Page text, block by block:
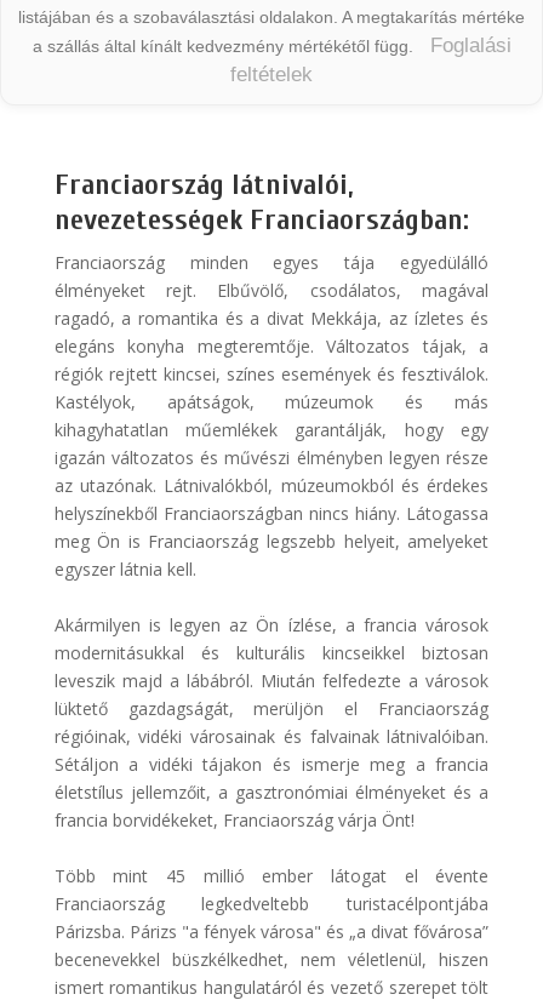
listájában és a szobaválasztási oldalakon. A megtakarítás mértéke
a szállás által kínált kedvezmény mértékétől függ.
Foglalási
feltételek
Franciaország látnivalói,
nevezetességek Franciaországban:
Franciaország minden egyes tája egyedülálló
élményeket rejt. Elbűvölő, csodálatos, magával
ragadó, a romantika és a divat Mekkája, az ízletes és
elegáns konyha megteremtője. Változatos tájak, a
régiók rejtett kincsei, színes események és fesztiválok.
Kastélyok, apátságok, múzeumok és más
kihagyhatatlan műemlékek garantálják, hogy egy
igazán változatos és művészi élményben legyen része
az utazónak. Látnivalókból, múzeumokból és érdekes
helyszínekből Franciaországban nincs hiány. Látogassa
meg Ön is Franciaország legszebb helyeit, amelyeket
egyszer látnia kell.
Akármilyen is legyen az Ön ízlése, a francia városok
modernitásukkal és kulturális kincseikkel biztosan
leveszik majd a lábábról. Miután felfedezte a városok
lüktető gazdagságát, merüljön el Franciaország
régióinak, vidéki városainak és falvainak látnivalóiban.
Sétáljon a vidéki tájakon és ismerje meg a francia
életstílus jellemzőit, a gasztronómiai élményeket és a
francia borvidékeket, Franciaország várja Önt!
Több mint 45 millió ember látogat el évente
Franciaország legkedveltebb turistacélpontjába
Párizsba. Párizs "a fények városa" és „a divat fővárosa”
becenevekkel büszkélkedhet, nem véletlenül, hiszen
ismert romantikus hangulatáról és vezető szerepet tölt